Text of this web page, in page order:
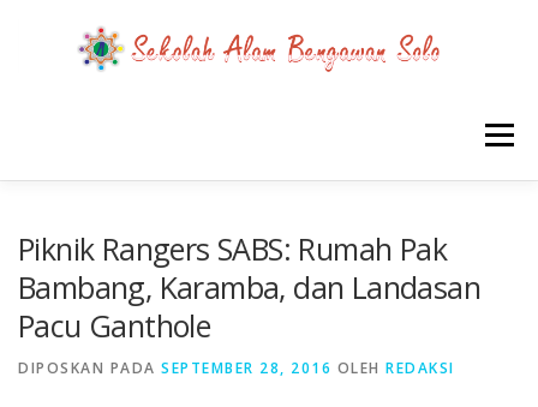
Menu
KABAR SABS INSPIRASI SABS
Piknik Rangers SABS: Rumah Pak
Bambang, Karamba, dan Landasan
Pacu Ganthole
DIPOSKAN PADA SEPTEMBER 28, 2016 OLEH REDAKSI